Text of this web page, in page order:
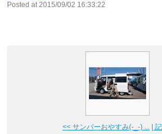
Posted at 2015/09/02 16:33:22
<< サンバーおやすみ(-_-) ... |